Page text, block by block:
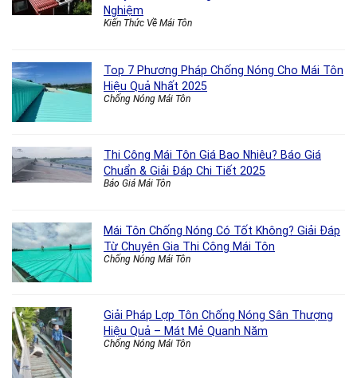
Nghiệm
Kiến Thức Về Mái Tôn
Top 7 Phương Pháp Chống Nóng Cho Mái Tôn
Hiệu Quả Nhất 2025
Chống Nóng Mái Tôn
Thi Công Mái Tôn Giá Bao Nhiêu? Báo Giá
Chuẩn & Giải Đáp Chi Tiết 2025
Báo Giá Mái Tôn
Mái Tôn Chống Nóng Có Tốt Không? Giải Đáp
Từ Chuyên Gia Thi Công Mái Tôn
Chống Nóng Mái Tôn
Giải Pháp Lợp Tôn Chống Nóng Sân Thượng
Hiệu Quả – Mát Mẻ Quanh Năm
Chống Nóng Mái Tôn